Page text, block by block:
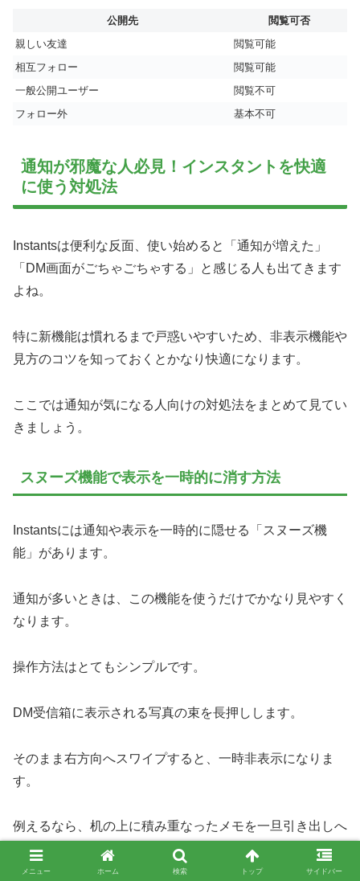
公開先
閲覧可否
親しい友達
閲覧可能
相互フォロー
閲覧可能
一般公開ユーザー
閲覧不可
フォロー外
基本不可
通知が邪魔な人必見！インスタントを快適
に使う対処法
Instantsは便利な反面、使い始めると「通知が増えた」
「DM画面がごちゃごちゃする」と感じる人も出てきます
よね。
特に新機能は慣れるまで戸惑いやすいため、非表示機能や
見方のコツを知っておくとかなり快適になります。
ここでは通知が気になる人向けの対処法をまとめて見てい
きましょう。
スヌーズ機能で表示を一時的に消す方法
Instantsには通知や表示を一時的に隠せる「スヌーズ機
能」があります。
通知が多いときは、この機能を使うだけでかなり見やすく
なります。
操作方法はとてもシンプルです。
DM受信箱に表示される写真の束を長押しします。
そのまま右方向へスワイプすると、一時非表示になりま
す。
例えるなら、机の上に積み重なったメモを一旦引き出しへ
しまう感覚ですね。
メニュー ホーム 検索 トップ サイドバー